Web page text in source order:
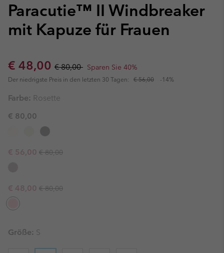
Paracutie™ II Windbreaker
mit Kapuze für Frauen
Sale price:
€ 48,00 Regular price:
€ 80,00 Sparen Sie 40%
Der niedrigste Preis in den letzten 30 Tagen: € 56,00 -14%
Farbe: Rosette
€ 80,00
Sale price:
€ 56,00 Regular price:
€ 80,00
Sale price:
€ 48,00 Regular price:
€ 80,00
Größe: S